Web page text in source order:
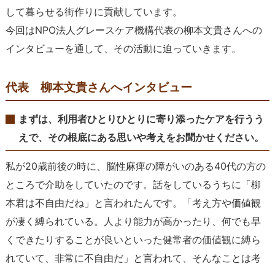
して暮らせる街作りに貢献しています。
今回はNPO法人グレースケア機構代表の柳本文貴さんへの
インタビューを通して、その活動に迫っていきます。
代表 柳本文貴さんへインタビュー
まずは、利用者ひとりひとりに寄り添ったケアを行うう
えで、その根底にある思いや考えをお聞かせください。
私が20歳前後の時に、脳性麻痺の障がいのある40代の方の
ところで介助をしていたのです。話をしているうちに「柳
本君は不自由だね」と言われたんです。「考え方や価値観
が凄く縛られている。人より能力が高かったり、何でも早
くできたりすることが良いといった健常者の価値観に縛ら
れていて、非常に不自由だ」と言われて、そんなことは考